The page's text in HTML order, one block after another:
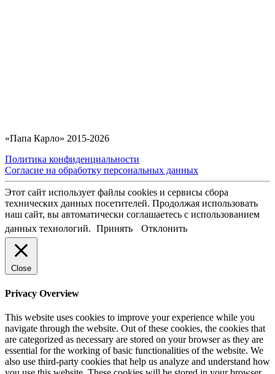
«Папа Карло» 2015-2026
Политика конфиденциальности
Согласие на обработку персональных данных
Этот сайт использует файлы cookies и сервисы сбора
технических данных посетителей. Продолжая использовать
наш сайт, вы автоматически соглашаетесь с использованием
данных технологий. Принять Отклонить
Close
Privacy Overview
This website uses cookies to improve your experience while you
navigate through the website. Out of these cookies, the cookies that
are categorized as necessary are stored on your browser as they are
essential for the working of basic functionalities of the website. We
also use third-party cookies that help us analyze and understand how